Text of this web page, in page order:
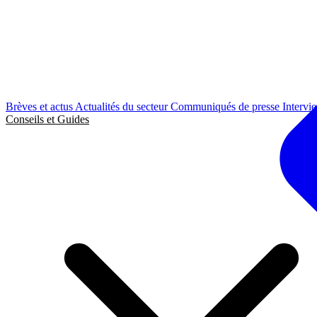
Brèves et actus Actualités du secteurCommuniqués de presse
Conseils et Guides